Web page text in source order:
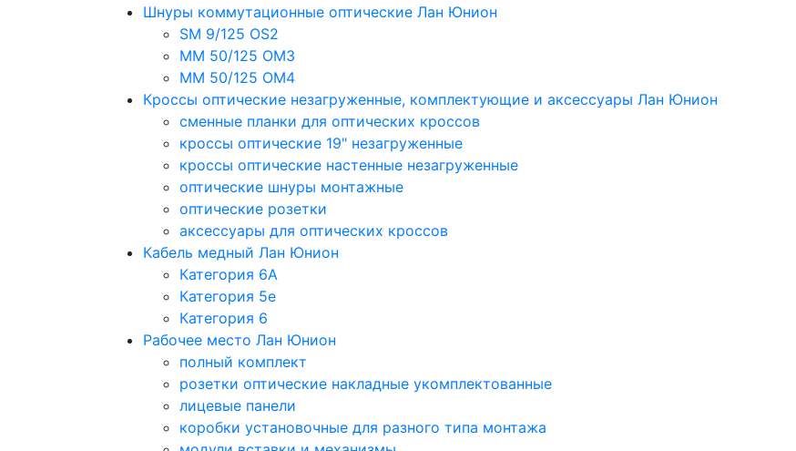
Шнуры коммутационные оптические Лан Юнион
SM 9/125 OS2
MM 50/125 OM3
MM 50/125 OM4
Кроссы оптические незагруженные, комплектующие и аксессуары Лан Юнион
сменные планки для оптических кроссов
кроссы оптические 19" незагруженные
кроссы оптические настенные незагруженные
оптические шнуры монтажные
оптические розетки
аксессуары для оптических кроссов
Кабель медный Лан Юнион
Категория 6A
Категория 5e
Категория 6
Рабочее место Лан Юнион
полный комплект
розетки оптические накладные укомплектованные
лицевые панели
коробки установочные для разного типа монтажа